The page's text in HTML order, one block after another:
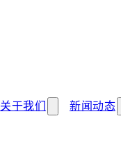
关于我们 新闻动态